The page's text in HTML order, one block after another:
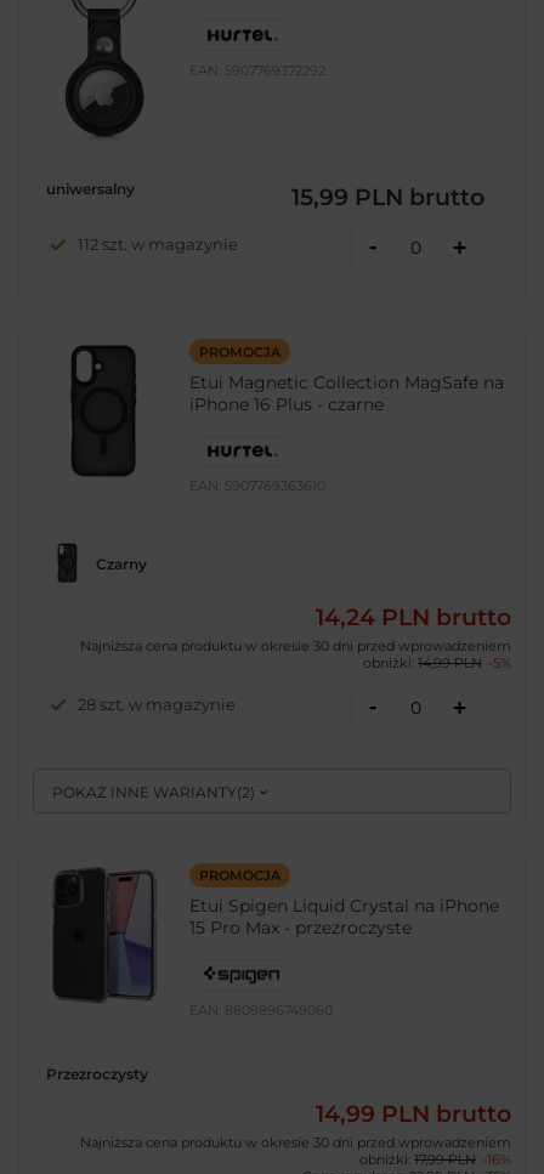
EAN: 5907769372292
uniwersalny 15,99 PLN brutto
112 szt. w magazynie - +
PROMOCJA
Etui Magnetic Collection MagSafe na
iPhone 16 Plus - czarne
EAN: 5907769363610
POKAŻ INNE WARIANTY(2)
Czarny
14,24 PLN brutto
Najniższa cena produktu w okresie 30 dni przed wprowadzeniem
obniżki: 14,99 PLN -5%
28 szt. w magazynie - +
PROMOCJA
Etui Spigen Liquid Crystal na iPhone
15 Pro Max - przezroczyste
EAN: 8809896749060
Przezroczysty
14,99 PLN brutto
Najniższa cena produktu w okresie 30 dni przed wprowadzeniem
obniżki: 17,99 PLN -16%